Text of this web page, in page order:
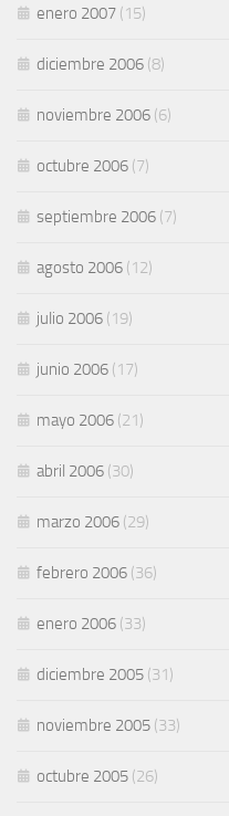
enero 2007 (15)
diciembre 2006 (8)
noviembre 2006 (6)
octubre 2006 (7)
septiembre 2006 (7)
agosto 2006 (12)
julio 2006 (19)
junio 2006 (17)
mayo 2006 (21)
abril 2006 (30)
marzo 2006 (29)
febrero 2006 (36)
enero 2006 (33)
diciembre 2005 (31)
noviembre 2005 (33)
octubre 2005 (26)